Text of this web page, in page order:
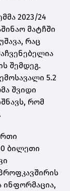
2023/24
მატჩში
რაც
შემდეგ.
5.2
შვიდი
რომ
ბილეთი
ინფორმაცია,